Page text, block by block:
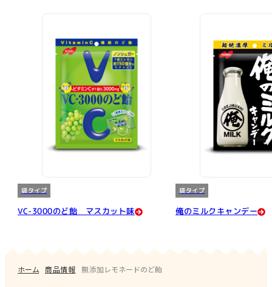
袋タイプ
VC-3000のど飴 マスカット味
袋タイプ
俺のミルクキャンデー
ホーム 商品情報 無添加レモネードのど飴